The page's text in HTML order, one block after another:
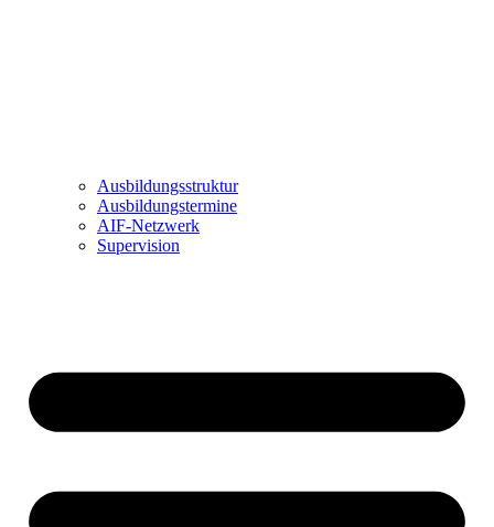
Ausbildungsstruktur
Ausbildungstermine
AIF-Netzwerk
Supervision